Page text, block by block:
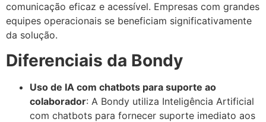
comunicação eficaz e acessível. Empresas com grandes
equipes operacionais se beneficiam significativamente
da solução.
Diferenciais da Bondy
Uso de IA com chatbots para suporte ao
colaborador: A Bondy utiliza Inteligência Artificial
com chatbots para fornecer suporte imediato aos